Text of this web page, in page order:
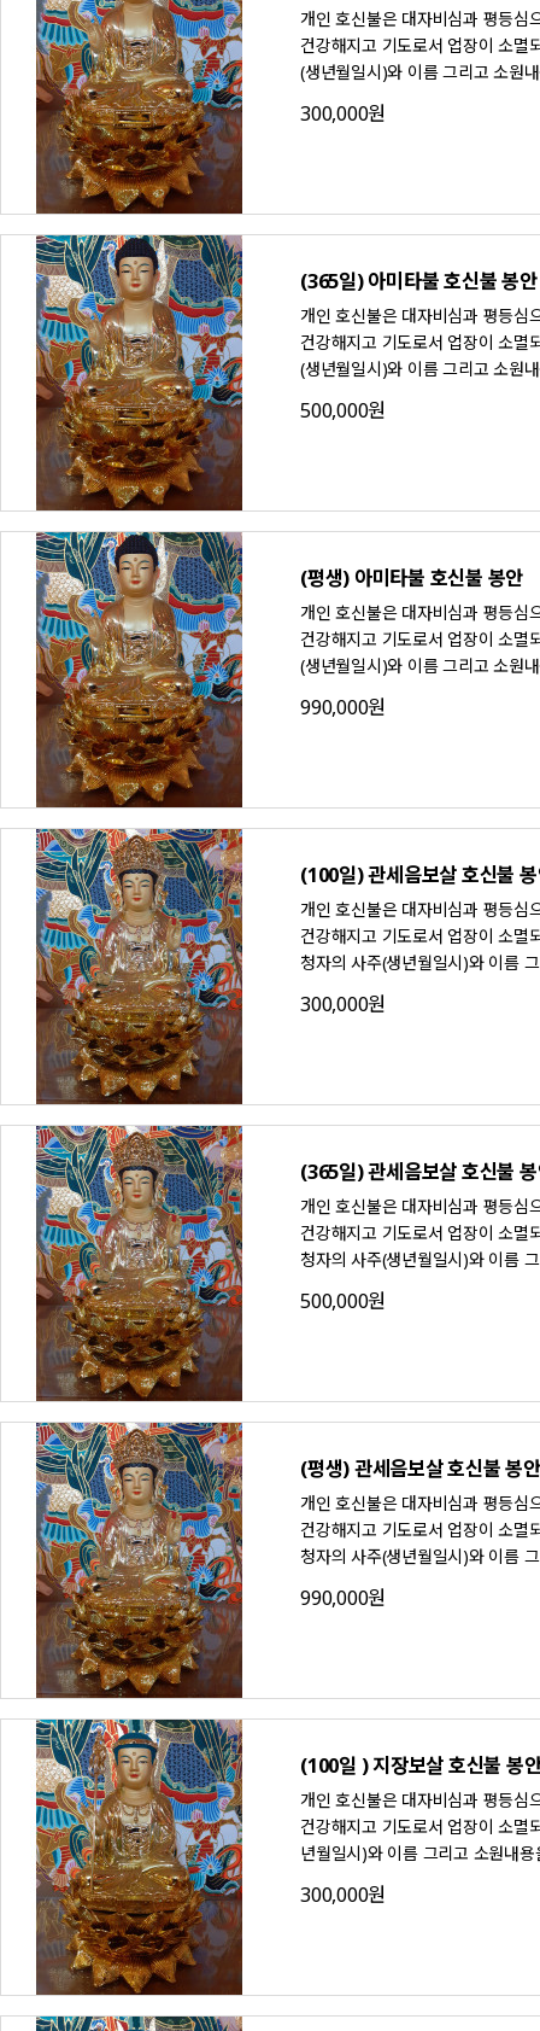
개인 호신불은 대자비심과 평등심
건강해지고 기도로서 업장이 소멸
(생년월일시)와 이름 그리고 소원
300,000원
(365일) 아미타불 호신불 봉안
개인 호신불은 대자비심과 평등심
건강해지고 기도로서 업장이 소멸
(생년월일시)와 이름 그리고 소원
500,000원
(평생) 아미타불 호신불 봉안
개인 호신불은 대자비심과 평등심
건강해지고 기도로서 업장이 소멸
(생년월일시)와 이름 그리고 소원
990,000원
(100일) 관세음보살 호신불
개인 호신불은 대자비심과 평등심
건강해지고 기도로서 업장이 소멸
청자의 사주(생년월일시)와 이름
300,000원
(365일) 관세음보살 호신불
개인 호신불은 대자비심과 평등심
건강해지고 기도로서 업장이 소멸
청자의 사주(생년월일시)와 이름
500,000원
(평생) 관세음보살 호신불 봉안
개인 호신불은 대자비심과 평등심
건강해지고 기도로서 업장이 소멸
청자의 사주(생년월일시)와 이름
990,000원
(100일 ) 지장보살 호신불 봉
개인 호신불은 대자비심과 평등심
건강해지고 기도로서 업장이 소멸
년월일시)와 이름 그리고 소원내
300,000원